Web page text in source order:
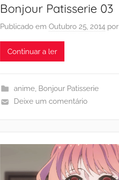
Bonjour Patisserie 03
Publicado emOutubro 25, 2014 por
Continuar a ler
anime, Bonjour Patisserie
Deixe um comentário